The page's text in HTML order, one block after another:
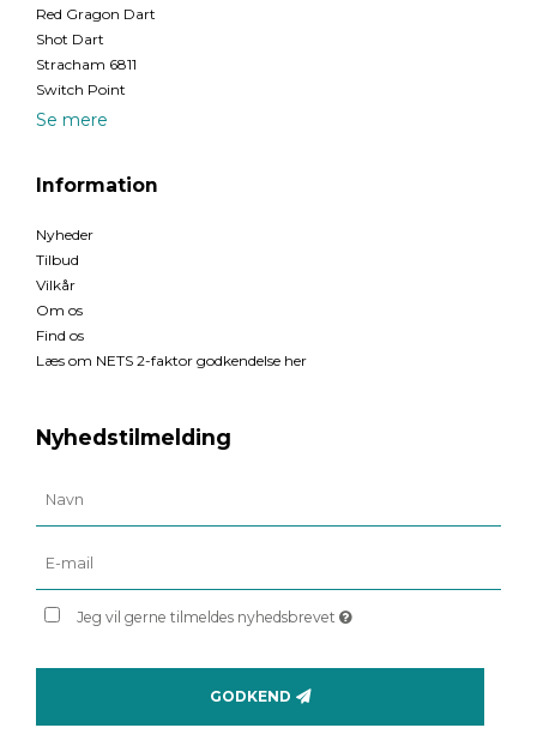
Red Gragon Dart
Shot Dart
Stracham 6811
Switch Point
Se mere
Information
Nyheder
Tilbud
Vilkår
Om os
Find os
Læs om NETS 2-faktor godkendelse her
Nyhedstilmelding
Jeg vil gerne tilmeldes nyhedsbrevet
GODKEND